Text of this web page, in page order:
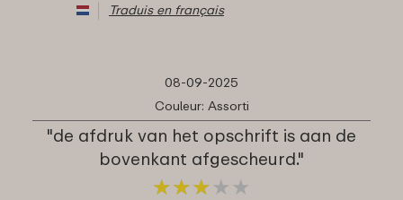
Traduis en français
08-09-2025
Couleur: Assorti
"de afdruk van het opschrift is aan de
bovenkant afgescheurd."
★★★ ★ ★
★★★ ★ ★